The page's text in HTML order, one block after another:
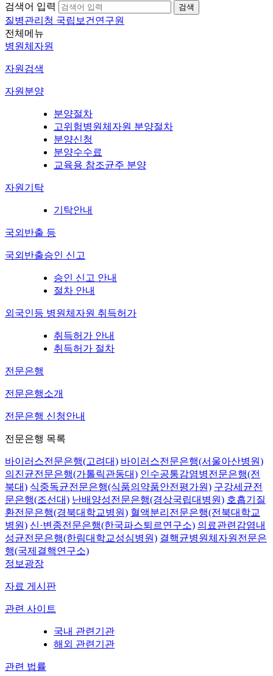
검색어 입력
질병관리청 국립보건연구원
전체메뉴
병원체자원
자원검색
자원분양
분양절차
고위험병원체자원 분양절차
분양신청
분양수수료
교육용 참조균주 분양
자원기탁
기탁안내
국외반출 등
국외반출승인 신고
승인 신고 안내
절차 안내
외국인등 병원체자원 취득허가
취득허가 안내
취득허가 절차
전문은행
전문은행소개
전문은행 신청안내
전문은행 목록
바이러스전문은행(고려대) 바이러스전문은행(서울아산병원)
의진균전문은행(가톨릭관동대) 인수공통감염병전문은행(전
북대) 식중독균전문은행(식품의약품안전평가원) 구강세균전
문은행(조선대) 난배양성전문은행(경상국립대병원) 호흡기질
환전문은행(경북대학교병원) 혈액분리전문은행(전북대학교
병원) 신·변종전문은행(한국파스퇴르연구소) 의료관련감염내
성균전문은행(한림대학교성심병원) 결핵균병원체자원전문은
행(국제결핵연구소)
정보광장
자료 게시판
관련 사이트
국내 관련기관
해외 관련기관
관련 법률